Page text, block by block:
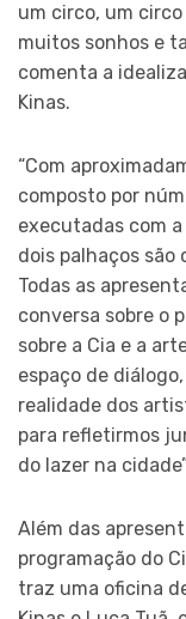
um circo, um
muitos sonhos e
comenta a
Kinas.
“Com
composto por
executadas com
dois palhaços são
Todas as
conversa sobre o
sobre a Cia e a
espaço de
realidade dos
para refletirmos
do lazer na
Além das
programação do
traz uma oficina